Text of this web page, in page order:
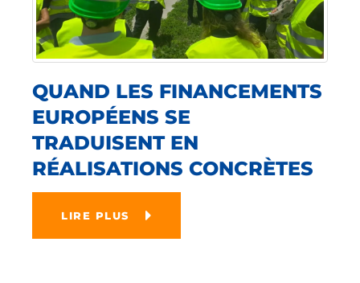
QUAND LES FINANCEMENTS
EUROPÉENS SE
TRADUISENT EN
RÉALISATIONS CONCRÈTES
LIRE PLUS